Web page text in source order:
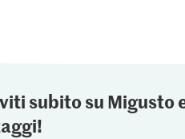
subito su Migusto